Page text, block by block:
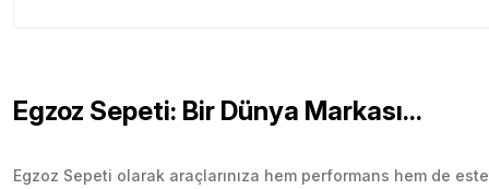
Egzoz Sepeti: Bir Dünya Markası...
Egzoz Sepeti olarak araçlarınıza hem performans hem de